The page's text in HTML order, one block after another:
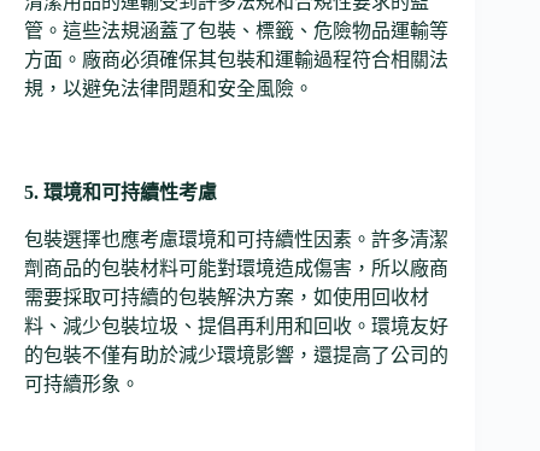
管。這些法規涵蓋了包裝、標籤、危險物品運輸等
方面。廠商必須確保其包裝和運輸過程符合相關法
規，以避免法律問題和安全風險。
5. 環境和可持續性考慮
包裝選擇也應考慮環境和可持續性因素。許多清潔
劑商品的包裝材料可能對環境造成傷害，所以廠商
需要採取可持續的包裝解決方案，如使用回收材
料、減少包裝垃圾、提倡再利用和回收。環境友好
的包裝不僅有助於減少環境影響，還提高了公司的
可持續形象。